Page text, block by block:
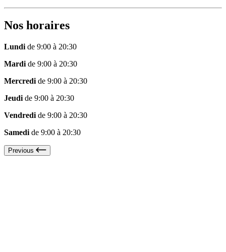
Nos horaires
Lundi de 9:00 à 20:30
Mardi de 9:00 à 20:30
Mercredi de 9:00 à 20:30
Jeudi de 9:00 à 20:30
Vendredi de 9:00 à 20:30
Samedi de 9:00 à 20:30
Previous